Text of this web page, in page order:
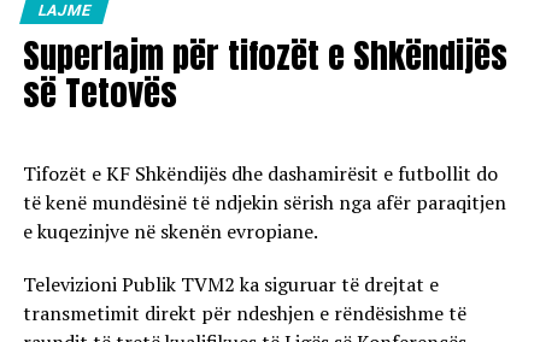
LAJME
Superlajm për tifozët e Shkëndijës
së Tetovës
Tifozët e KF Shkëndijës dhe dashamirësit e futbollit do
të kenë mundësinë të ndjekin sërish nga afër paraqitjen
e kuqezinjve në skenën evropiane.
Televizioni Publik TVM2 ka siguruar të drejtat e
transmetimit direkt për ndeshjen e rëndësishme të